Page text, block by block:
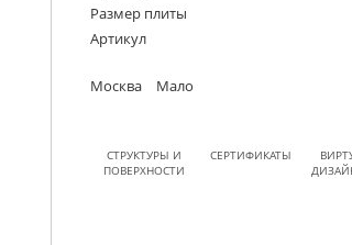
Размер плиты
Артикул
Москва Мало
СТРУКТУРЫ И
ПОВЕРХНОСТИ
СЕРТИФИКАТЫ